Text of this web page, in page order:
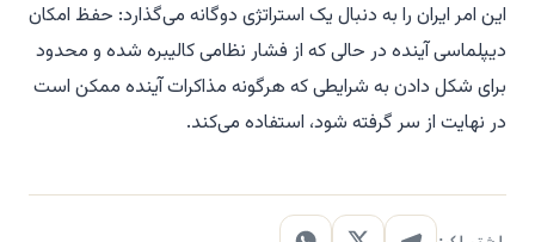
این امر ایران را به دنبال یک استراتژی دوگانه می‌گذارد: حفظ امکان
دیپلماسی آینده در حالی که از فشار نظامی کالیبره شده و محدود
برای شکل دادن به شرایطی که هرگونه مذاکرات آینده ممکن است
در نهایت از سر گرفته شود، استفاده می‌کند.